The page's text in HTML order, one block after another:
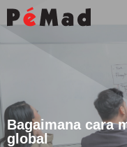
Bagaimana cara
global